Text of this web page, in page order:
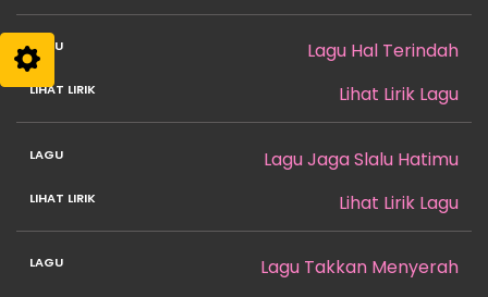
Lagu Hal Terindah
Lihat Lirik Lagu
Lagu Jaga Slalu Hatimu
Lihat Lirik Lagu
Lagu Takkan Menyerah